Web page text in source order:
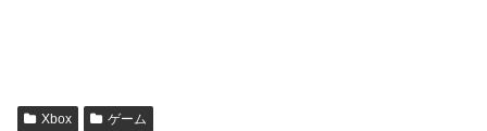
Xbox ゲーム